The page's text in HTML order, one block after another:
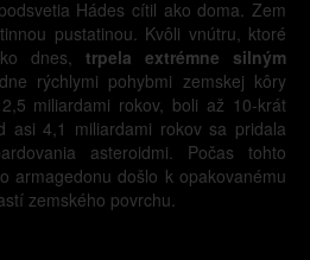
Hádes cítil ako doma. Zem
pustatinou. Kvôli vnútru, ktoré
dnes, trpela extrémne silným
rýchlymi pohybmi zemskej kôry
miliardami rokov, boli až 10-krát
asi 4,1 miliardami rokov sa pridala
asteroidmi. Počas tohto
armagedonu došlo k opakovanému
zemského povrchu.